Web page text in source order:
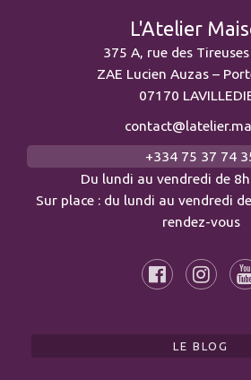
L'Atelier
375 A, rue des
ZAE Lucien Auzas –
07170
+334 75 37 74
Du lundi au vendredi de
Sur place : du lundi au vendredi
rendez-vous
LE BLOG